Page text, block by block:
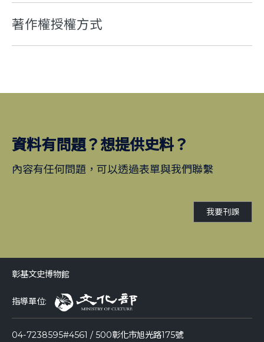
著作權授權方式
資料有問題？想提供史料？
內容有任何問題，可以透過表單與我們聯繫
我要刊誤
彰基文史博物館
指導單位:
04-7238595#4561 / 500彰化市旭光路175號